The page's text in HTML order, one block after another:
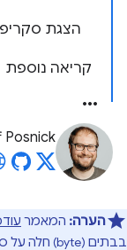
הצגת
קריאה נוספת
Posnick
הערה: המאמר
בבתים (byte) חלה על סקריפטים מיובאים החל מ-Chrome 78.